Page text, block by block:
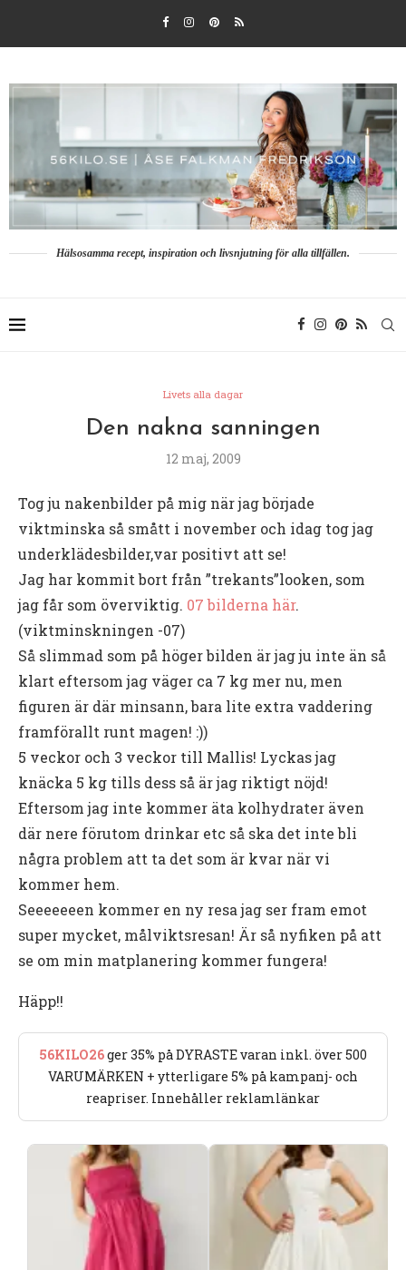
Hälsosamma recept, inspiration och livsnjutning för alla tillfällen.
Livets alla dagar
Den nakna sanningen
12 maj, 2009
Tog ju nakenbilder på mig när jag började
viktminska så smått i november och idag tog jag
underklädesbilder,var positivt att se!
Jag har kommit bort från ”trekants”looken, som
jag får som överviktig. 07 bilderna här.
(viktminskningen -07)
Så slimmad som på höger bilden är jag ju inte än så
klart eftersom jag väger ca 7 kg mer nu, men
figuren är där minsann, bara lite extra vaddering
framförallt runt magen! :))
5 veckor och 3 veckor till Mallis! Lyckas jag
knäcka 5 kg tills dess så är jag riktigt nöjd!
Eftersom jag inte kommer äta kolhydrater även
där nere förutom drinkar etc så ska det inte bli
några problem att ta det som är kvar när vi
kommer hem.
Seeeeeeen kommer en ny resa jag ser fram emot
super mycket, målviktsresan! Är så nyfiken på att
se om min matplanering kommer fungera!
Häpp!!
56KILO26ger 35% på DYRASTE varan inkl. över 500
VARUMÄRKEN + ytterligare 5% på kampanj- och
reapriser. Innehåller reklamlänkar